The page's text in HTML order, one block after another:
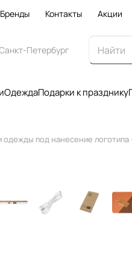
Бренды Контакты Акции
Петербург
ОдеждаПодарки к празднику
одежды под нанесение